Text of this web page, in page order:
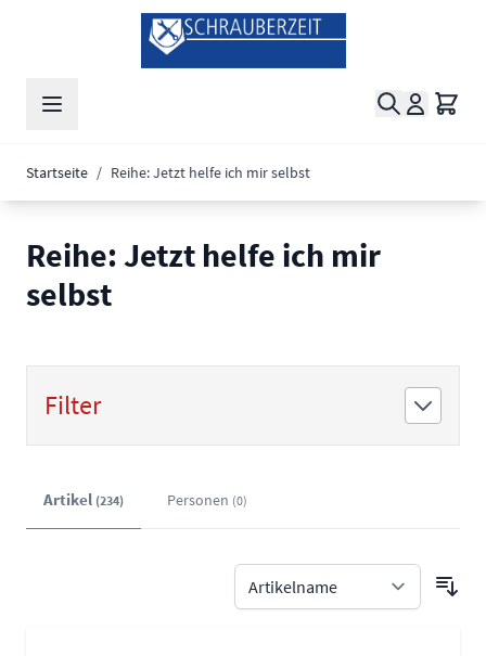
Zum Inhalt springen
Suche
Startseite / Reihe: Jetzt helfe ich mir selbst
Reihe: Jetzt helfe ich mir
selbst
Filter
Artikel (234) Personen (0)